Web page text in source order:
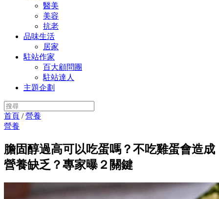
醫美
美容
抗老
品味生活
居家
駐站作家
百大顧問團
駐站達人
主題企劃
首頁 /營養
營養
膽固醇過高可以吃蛋嗎？不吃雞蛋會造成
營養缺乏？專家曝２關鍵